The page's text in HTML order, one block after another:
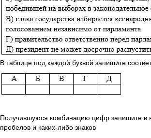
В таблице под каждой буквой запишите
Получившуюся комбинацию цифр запишите в
пробелов и каких-либо знаков